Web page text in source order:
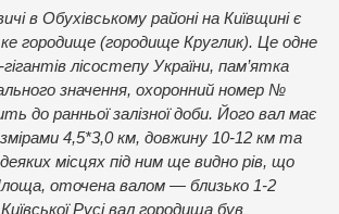
в Обухівському районі на Київщині є
городище (городище Круглик). Це одне
лісостепу України, пам’ятка
значення, охоронний номер №
до ранньої залізної доби. Його вал має
4,5*3,0 км, довжину 10-12 км та
місцях під ним ще видно рів, що
оточена валом — близько 1-2
Русі вал городища був